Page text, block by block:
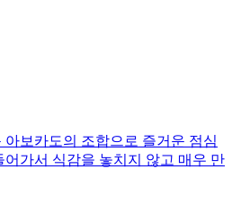
보카도의 조합으로 즐거운 점심
가서 식감을 놓치지 않고 매우 만